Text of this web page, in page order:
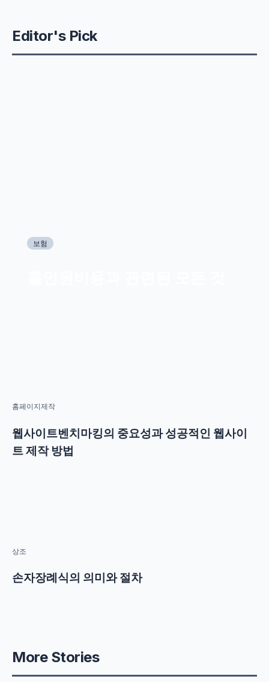
Editor's Pick
보험
홈페이지제작
웹사이트벤치마킹의 중요성과 성공적인 웹사이
트 제작 방법
상조
손자장례식의 의미와 절차
More Stories